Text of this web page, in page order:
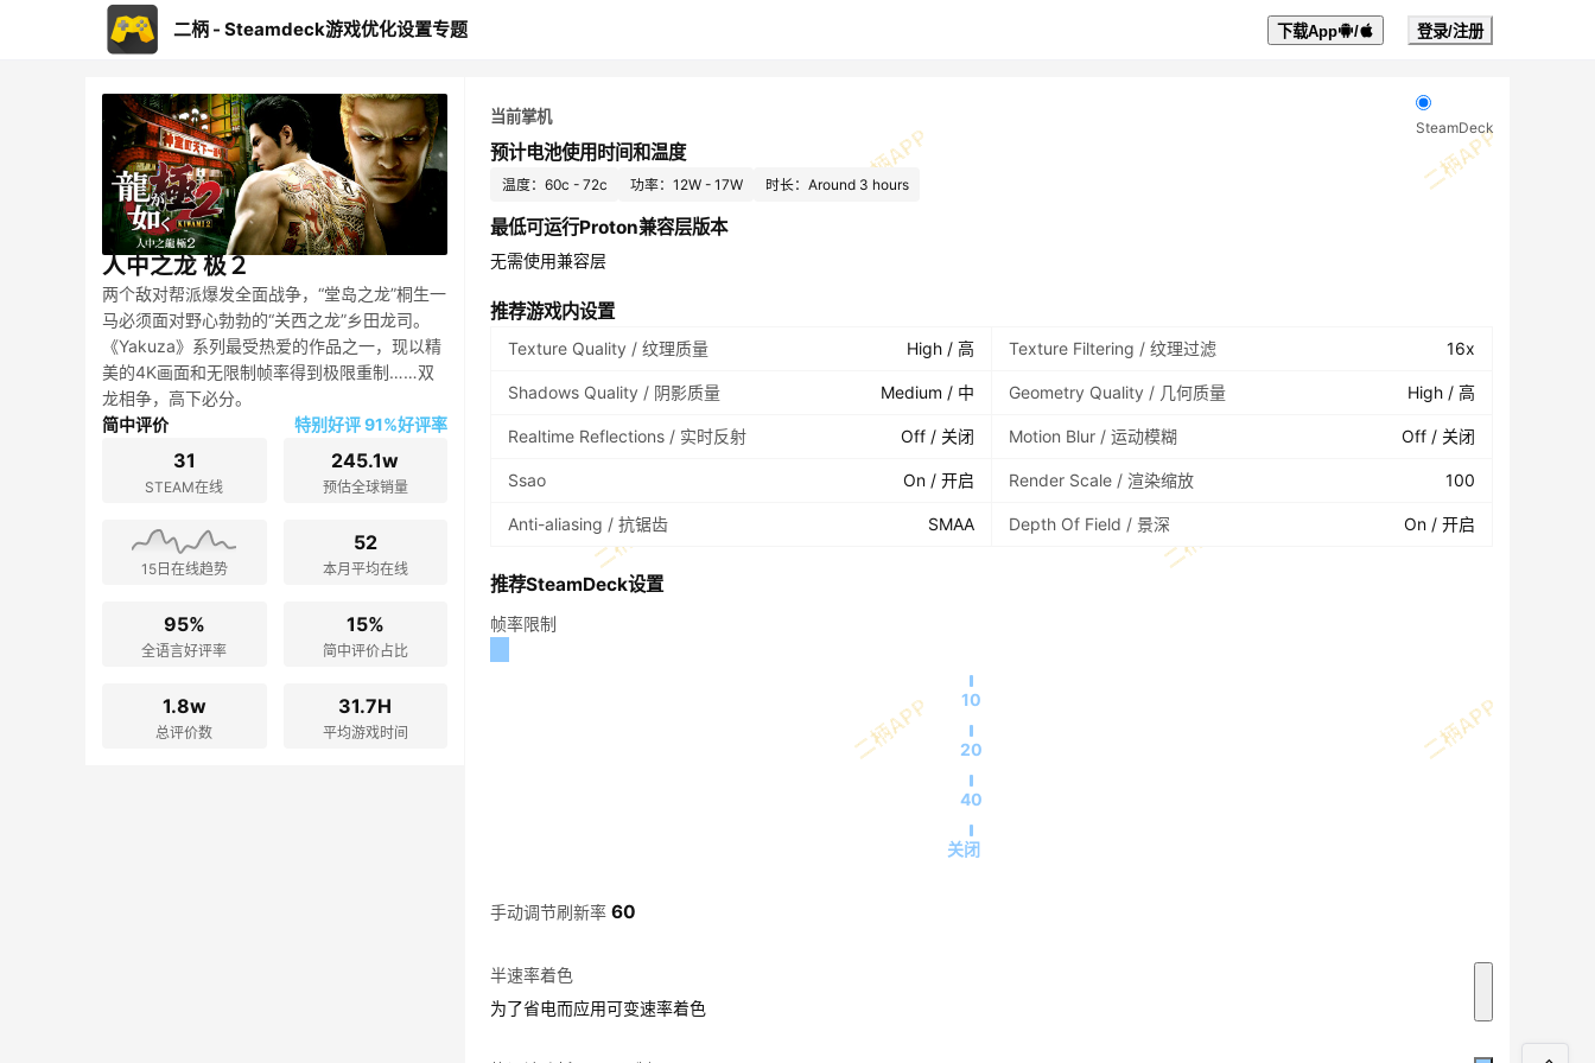
二柄 - Steamdeck游戏优化设置专题 下载App / 登录/注册
人中之龙 极２
两个敌对帮派爆发全面战争，“堂岛之龙”桐生一
马必须面对野心勃勃的“关西之龙”乡田龙司。
《Yakuza》系列最受热爱的作品之一，现以精
美的4K画面和无限制帧率得到极限重制……双
龙相争，高下必分。
简中评价
特别好评 91%好评率
31
STEAM在线
245.1w
预估全球销量
15日在线趋势
52
本月平均在线
95%
全语言好评率
15%
简中评价占比
1.8w
总评价数
31.7H
平均游戏时间
当前掌机
SteamDeck
预计电池使用时间和温度
温度：60c - 72c 功率：12W - 17W 时长：Around 3 hours
最低可运行Proton兼容层版本
无需使用兼容层
推荐游戏内设置
Texture Quality / 纹理质量 High / 高 Texture Filtering / 纹理过滤 16x
Shadows Quality / 阴影质量 Medium / 中 Geometry Quality / 几何质量 High / 高
Realtime Reflections / 实时反射 Off / 关闭 Motion Blur / 运动模糊 Off / 关闭
Ssao On / 开启 Render Scale / 渲染缩放 100
Anti-aliasing / 抗锯齿 SMAA Depth Of Field / 景深 On / 开启
推荐SteamDeck设置
帧率限制
10
20
40
关闭
手动调节刷新率 60
半速率着色
为了省电而应用可变速率着色